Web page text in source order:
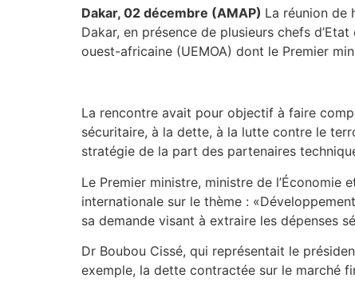
Dakar, 02 décembre (AMAP) La réunion de
Dakar, en présence de plusieurs chefs
ouest-africaine (UEMOA) dont le Premier
La rencontre avait pour objectif à faire
sécuritaire, à la dette, à la lutte contre le
stratégie de la part des partenaires
Le Premier ministre, ministre de l’Économie
internationale sur le thème :
sa demande visant à extraire les dépenses
Dr Boubou Cissé, qui représentait le
exemple, la dette contractée sur le marché